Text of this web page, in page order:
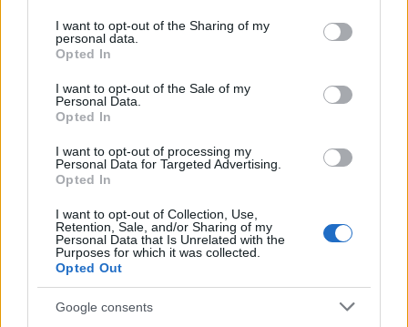
not limited to your visit or usage behaviour. You may click to
grant or deny consent to Google and its third-party tags to
use your data for below specified purposes in below Google
consent section.
I want to opt-out of the Sharing of my
personal data.
Opted In
I want to opt-out of the Sale of my
Personal Data.
Opted In
I want to opt-out of processing my
Personal Data for Targeted Advertising.
Opted In
I want to opt-out of Collection, Use,
Retention, Sale, and/or Sharing of my
Personal Data that Is Unrelated with the
Purposes for which it was collected.
Opted Out
Google consents
temporada 23/24, incluidos los dos de playoffs de ascenso
ante el Nástic de Tarragona. En todos ellos no marcó ningún
su fortaleza física.
Uche sale al mercado de Comunio con un precio inicial bajo
que suba de valor durante al verano, al ser poco conocido y
no estar claro su rol en el equipo azulón.
Mbappé ficha por el Real Madrid. ¿Máximo candidato
a MVP Comunio?